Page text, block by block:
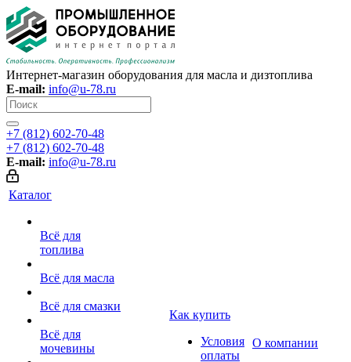
Интернет-магазин оборудования для масла и дизтоплива
E-mail: info@u-78.ru
+7 (812) 602-70-48
+7 (812) 602-70-48
E-mail: info@u-78.ru
Каталог
Всё для
топлива
Всё для масла
Всё для смазки
Всё для
мочевины
Как купить
Условия
оплаты
О компании